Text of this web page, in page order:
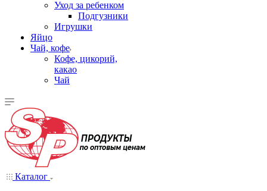
Уход за ребенком
Подгузники
Игрушки
Яйцо
Чай, кофе
Кофе, цикорий,
какао
Чай
Каталог